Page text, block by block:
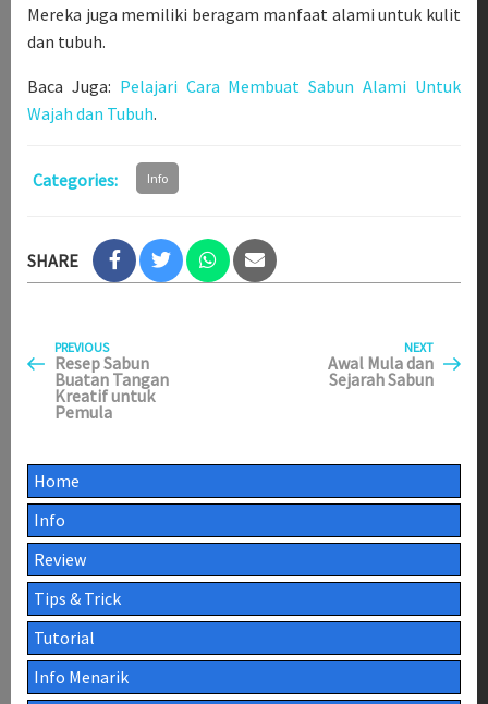
Mereka juga memiliki beragam manfaat alami untuk kulit
dan tubuh.
Baca Juga: Pelajari Cara Membuat Sabun Alami Untuk
Wajah dan Tubuh.
Categories: Info
SHARE
Post
navigation
Previous
Post
PREVIOUS
Resep Sabun
Buatan Tangan
Kreatif untuk
Pemula
Next
Post
NEXT
Awal Mula dan
Sejarah Sabun
Home
Info
Review
Tips & Trick
Tutorial
Info Menarik